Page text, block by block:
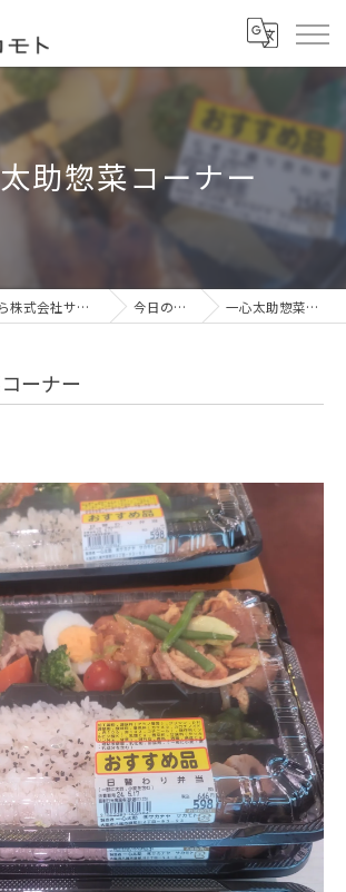
助惣菜コーナー
八尾市の惣菜なら株式会社サカナヤサカモト 今日の一押し 一心太助惣菜コーナー
ーナー